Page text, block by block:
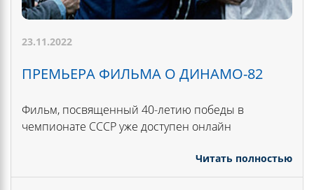
23.11.2022
ПРЕМЬЕРА ФИЛЬМА О ДИНАМО-82
Фильм, посвященный 40-летию победы в
чемпионате СССР уже доступен онлайн
Читать полностью